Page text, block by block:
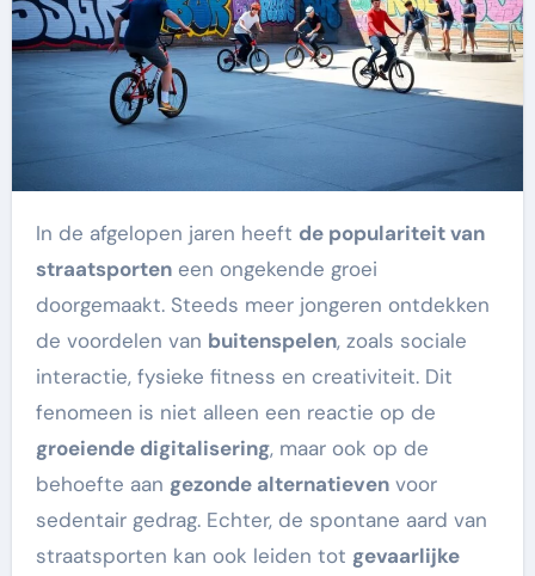
In de afgelopen jaren heeft de populariteit van
straatsporteneen ongekende groei
doorgemaakt. Steeds meer jongeren ontdekken
de voordelen van buitenspelen, zoals sociale
interactie, fysieke fitness en creativiteit. Dit
fenomeen is niet alleen een reactie op de
groeiende digitalisering, maar ook op de
behoefte aan gezonde alternatievenvoor
sedentair gedrag. Echter, de spontane aard van
straatsporten kan ook leiden tot gevaarlijke